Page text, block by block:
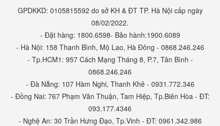
hiệu lớn trên thế giới, chuyên cung cấp các sản phẩm bơm
hơi như đệm hơi, ghế hơi, phao bơi,...
Những chiếc đệm hơiIntexcó ưu điểm là hỗ trợ giấc ngủ tốt
thống. Ngoài ra, bạn có thể gấp gọn cất vào trong tủ hoặc
mang đi theo những chuyến du lịch (còn được gọi là đệm
hơi du lịch), chỉ cần vài phút bơm hơi bạn đã có 1 chiếc đệm
GPDKKD: 0105815592 do sở KH & ĐT TP. Hà Nội cấp ngày
08/02/2022.
- Đặt hàng: 1800.6598- Bảo hành:1900.6089
- Hà Nội: 158 Thanh Bình, Mộ Lao, Hà Đông - 0868.246.246
- Tp.HCM1: 957 Cách Mạng Tháng 8, P.7, Tân Bình -
0868.246.246
- Đà Nẵng: 107 Hàm Nghi, Thanh Khê - 0931.772.346
- Đồng Nai: 767 Phạm Văn Thuận, Tam Hiệp, Tp.Biên Hòa - ĐT:
093.177.4346
- Nghệ An: 30 Trần Hưng Đạo, Tp.Vinh - ĐT: 0961.342.986